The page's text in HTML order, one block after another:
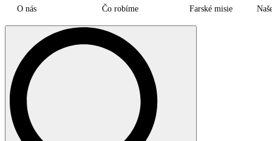
O nás Čo robíme Farské misie